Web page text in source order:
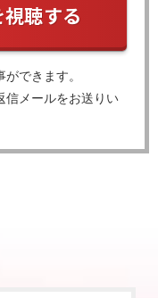
聴する
できます。
信メールをお送りい